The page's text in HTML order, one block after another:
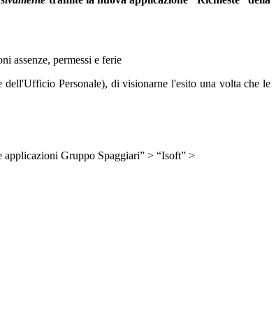
assenze, permessi e ferie
dell'Ufficio Personale), di visionarne l'esito una volta che le
Gruppo Spaggiari” > “Isoft” >